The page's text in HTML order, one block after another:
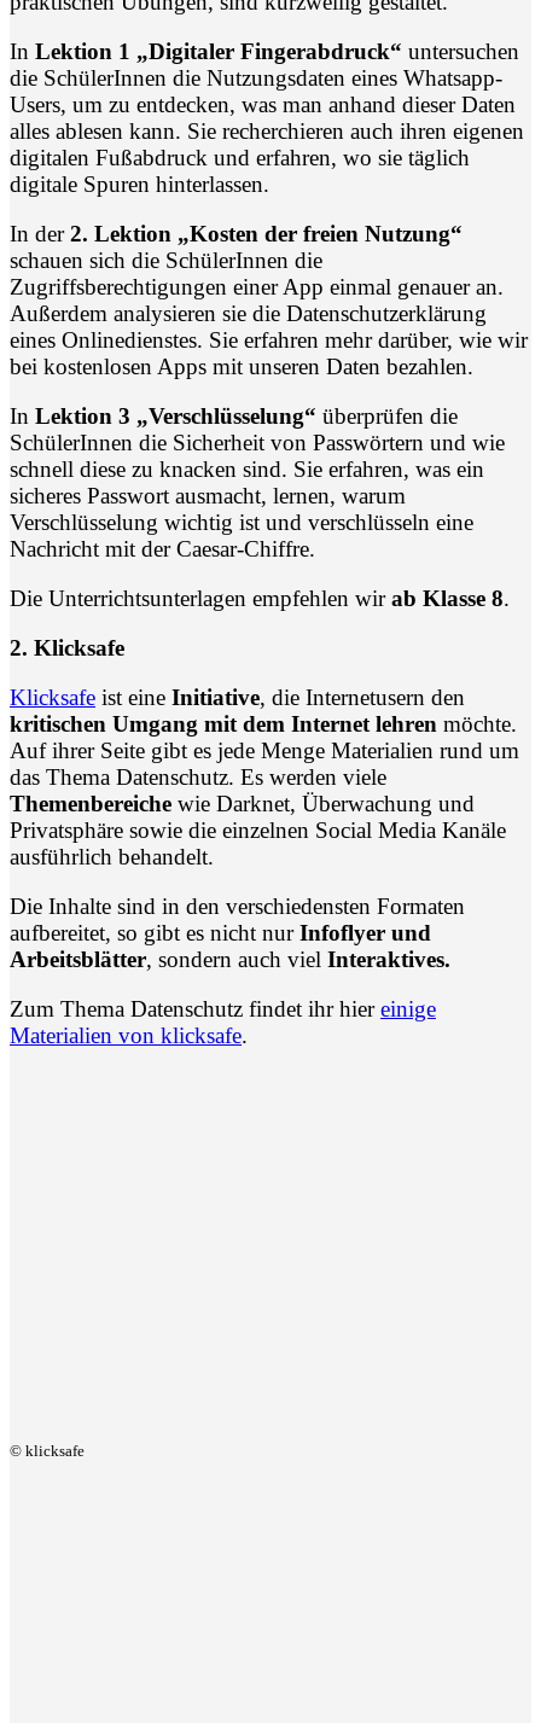
In Lektion 1 „Digitaler Fingerabdruck“ untersuchen
die SchülerInnen die Nutzungsdaten eines Whatsapp-
Users, um zu entdecken, was man anhand dieser Daten
alles ablesen kann. Sie recherchieren auch ihren eigenen
digitalen Fußabdruck und erfahren, wo sie täglich
digitale Spuren hinterlassen.
In der2. Lektion „Kosten der freien Nutzung“
schauen sich die SchülerInnen die
Zugriffsberechtigungen einer App einmal genauer an.
Außerdem analysieren sie die Datenschutzerklärung
eines Onlinedienstes. Sie erfahren mehr darüber, wie wir
bei kostenlosen Apps mit unseren Daten bezahlen.
In Lektion 3 „Verschlüsselung“ überprüfen die
SchülerInnen die Sicherheit von Passwörtern und wie
schnell diese zu knacken sind. Sie erfahren, was ein
sicheres Passwort ausmacht, lernen, warum
Verschlüsselung wichtig ist und verschlüsseln eine
Nachricht mit der Caesar-Chiffre.
Die Unterrichtsunterlagen empfehlen wirab Klasse 8.
2. Klicksafe
Klicksafe ist eine Initiative, die Internetusern den
kritischen Umgang mit dem Internet lehren möchte.
Auf ihrer Seite gibt es jede Menge Materialien rund um
das Thema Datenschutz. Es werden viele
Themenbereiche wie Darknet, Überwachung und
Privatsphäre sowie die einzelnen Social Media Kanäle
ausführlich behandelt.
Die Inhalte sind in den verschiedensten Formaten
aufbereitet, so gibt es nicht nurInfoflyer und
Arbeitsblätter, sondern auch viel Interaktives.
Zum Thema Datenschutz findet ihr hiereinige
Materialien von klicksafe.
© klicksafe